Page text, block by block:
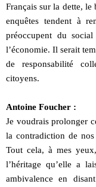
Français sur la dette, le
enquêtes tendent à
préoccupent du
l’économie. Il serait
de responsabilité
citoyens.
Antoine Foucher :
Je voudrais prolonger
la contradiction de
Tout cela, à mes
l’héritage qu’elle a
ambivalence en